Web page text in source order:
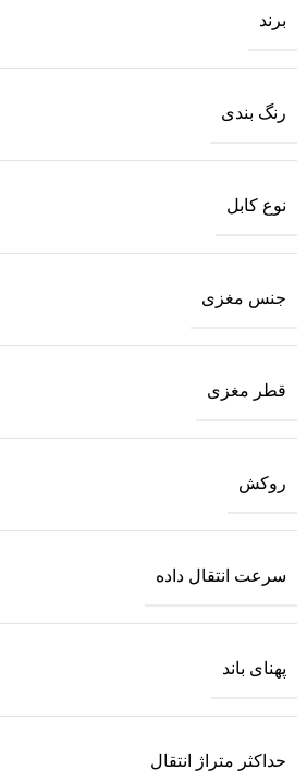
برند
رنگ بندی
نوع کابل
جنس مغزی
قطر مغزی
روکش
سرعت انتقال داده
پهنای باند
حداکثر متراژ انتقال